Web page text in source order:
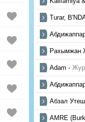
Turar,
Рахымжан
Adam -
Абзал
AMRE